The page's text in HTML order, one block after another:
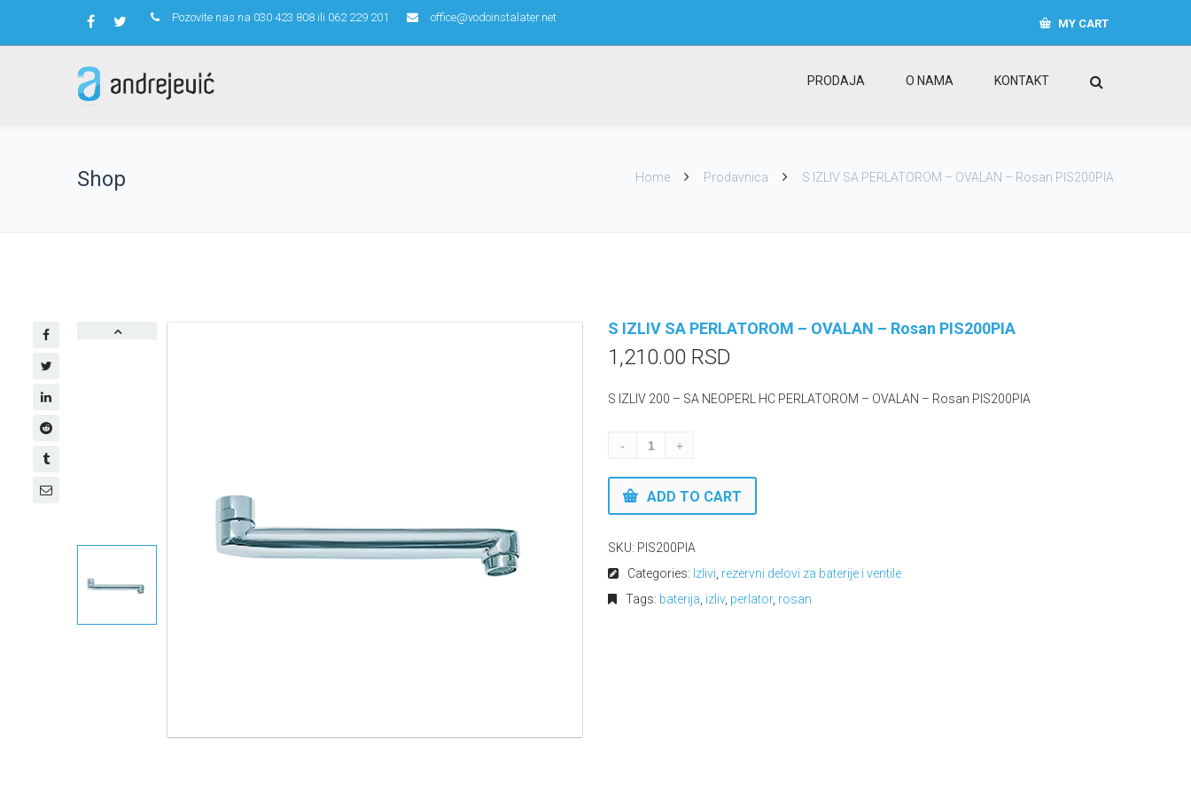
Pozovite nas na 030 423 808 ili 062 229 201 office@vodoinstalater.net MY CART
PRODAJA O NAMA KONTAKT
Shop Home Prodavnica S IZLIV SA PERLATOROM – OVALAN – Rosan PIS200PIA
S IZLIV SA PERLATOROM – OVALAN – Rosan PIS200PIA
1,210.00 RSD
S IZLIV 200 – SA NEOPERL HC PERLATOROM – OVALAN – Rosan PIS200PIA
ADD TO CART
SKU: PIS200PIA
Categories: Izlivi rezervni delovi za baterije i ventile
Tags: baterija izliv, perlator, rosan